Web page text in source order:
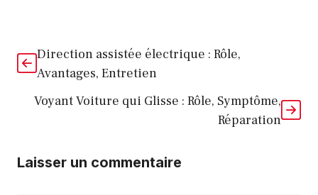
Direction assistée électrique : Rôle,
Avantages, Entretien
Voyant Voiture qui Glisse : Rôle, Symptôme,
Réparation
Laisser un commentaire